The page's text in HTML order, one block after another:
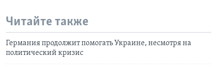
Читайте также
Германия продолжит помогать Украине, несмотря на
политический кризис